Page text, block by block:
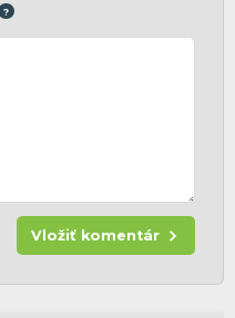
Vložiť komentár